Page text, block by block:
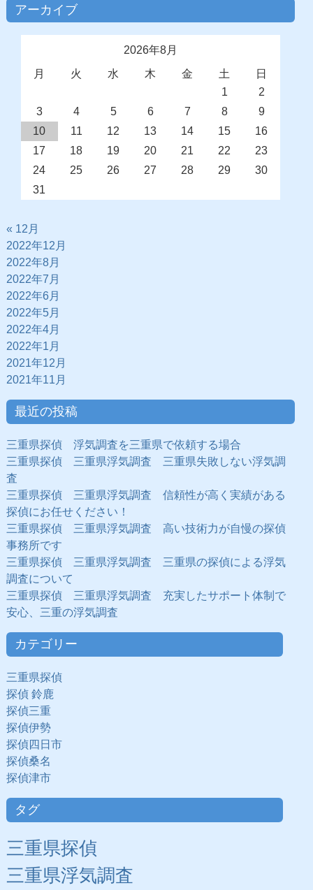
アーカイブ
2026年8月
月
火 水 木 金 土
日
1
2
3
4 5 6 7 8
9
10
11 12 13 14 15
16
17
18 19 20 21 22
23
24
25 26 27 28 29
30
31
« 12月
2022年12月
2022年8月
2022年7月
2022年6月
2022年5月
2022年4月
2022年1月
2021年12月
2021年11月
最近の投稿
三重県探偵 浮気調査を三重県で依頼する場合
三重県探偵 三重県浮気調査 三重県失敗しない浮気調
査
三重県探偵 三重県浮気調査 信頼性が高く実績がある
探偵にお任せください！
三重県探偵 三重県浮気調査 高い技術力が自慢の探偵
事務所です
三重県探偵 三重県浮気調査 三重県の探偵による浮気
調査について
三重県探偵 三重県浮気調査 充実したサポート体制で
安心、三重の浮気調査
カテゴリー
三重県探偵
探偵 鈴鹿
探偵三重
探偵伊勢
探偵四日市
探偵桑名
探偵津市
タグ
三重県探偵
三重県浮気調査